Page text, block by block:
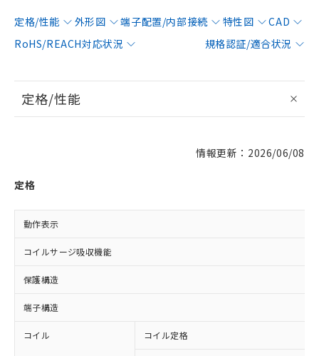
定格/性能 外形図 端子配置/内部接続 特性図
CAD
RoHS/REACH対応状況
規格認証/適合状況
定格/性能
情報更新：2026/06/08
定格
動作表示
コイルサージ吸収機能
保護構造
端子構造
コイル コイル定格